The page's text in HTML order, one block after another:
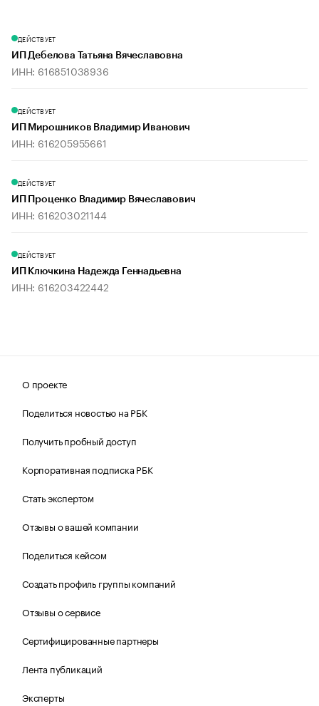
ДЕЙСТВУЕТ
ИП Дебелова Татьяна Вячеславовна
ИНН: 616851038936
ДЕЙСТВУЕТ
ИП Мирошников Владимир Иванович
ИНН: 616205955661
ДЕЙСТВУЕТ
ИП Проценко Владимир Вячеславович
ИНН: 616203021144
ДЕЙСТВУЕТ
ИП Ключкина Надежда Геннадьевна
ИНН: 616203422442
О проекте
Поделиться новостью на РБК
Получить пробный доступ
Корпоративная подписка РБК
Стать экспертом
Отзывы о вашей компании
Поделиться кейсом
Создать профиль группы компаний
Отзывы о сервисе
Сертифицированные партнеры
Лента публикаций
Эксперты